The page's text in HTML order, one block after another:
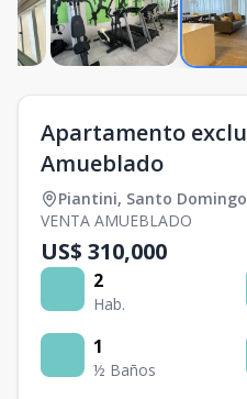
Apartamento
Amueblado
Piantini, Santo
VENTA AMUEBLADO
US$ 310,000
2
Hab.
1
½ Baños